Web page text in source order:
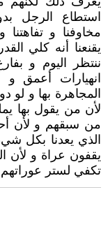
استطاع الرجل
مخاوفنا و
يقنعنا أنه كلي
ننتظر اليوم و
انهيارات أعمق
المجاهرة بها و
لأن من يقول بها
من سبقهم و لأن
الذي يعدنا بكل
يقفون عراة و لأن
تكفي لستر عوراتهم